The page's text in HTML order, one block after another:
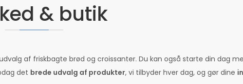
& butik
af friskbagte brød og croissanter. Du kan også starte din dag
det brede udvalg af produkter, vi tilbyder hver dag, og gør dine